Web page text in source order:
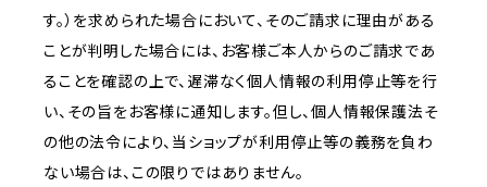
す。）を求められた場合において、そのご請求に理由がある
ことが判明した場合には、お客様ご本人からのご請求であ
ることを確認の上で、遅滞なく個人情報の利用停止等を行
い、その旨をお客様に通知します。但し、個人情報保護法そ
の他の法令により、当ショップが利用停止等の義務を負わ
ない場合は、この限りではありません。